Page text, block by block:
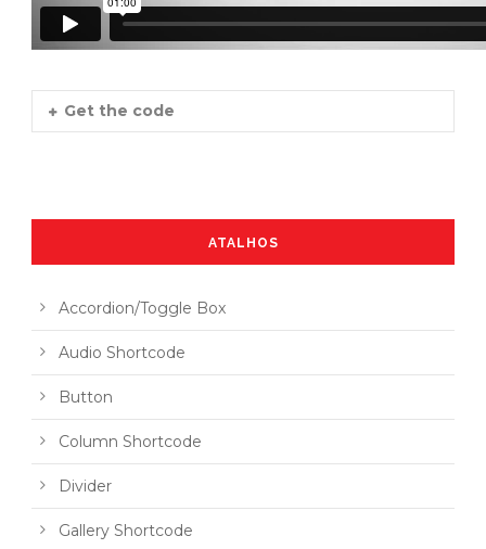
Get the code
ATALHOS
Accordion/Toggle Box
Audio Shortcode
Button
Column Shortcode
Divider
Gallery Shortcode